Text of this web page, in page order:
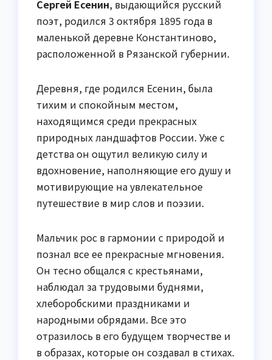
Сергей Есенин, выдающийся русский
поэт, родился 3 октября 1895 года в
маленькой деревне Константиново,
расположенной в Рязанской губернии.
Деревня, где родился Есенин, была
тихим и спокойным местом,
находящимся среди прекрасных
природных ландшафтов России. Уже с
детства он ощутил великую силу и
вдохновение, наполняющие его душу и
мотивирующие на увлекательное
путешествие в мир слов и поэзии.
Мальчик рос в гармонии с природой и
познал все ее прекрасные мгновения.
Он тесно общался с крестьянами,
наблюдал за трудовыми буднями,
хлеборобскими праздниками и
народными обрядами. Все это
отразилось в его будущем творчестве и
в образах, которые он создавал в стихах.